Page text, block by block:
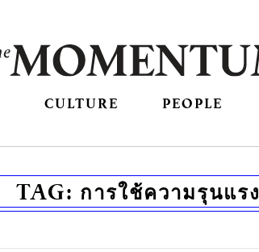
CULTURE PEOPLE
TAG: การใช้ความรุนแรง